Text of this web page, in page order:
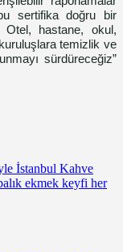
sertifika doğru bir
Otel, hastane, okul,
temizlik ve
sürdüreceğiz”
İstanbul Kahve
ekmek keyfi her